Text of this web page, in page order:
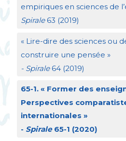
empiriques en sciences de
Spirale63 (2019)
« Lire-dire des sciences ou
construire une pensée »
- Spirale64 (2019)
65-1. « Former des
Perspectives
internationales »
- Spirale65-1 (2020)